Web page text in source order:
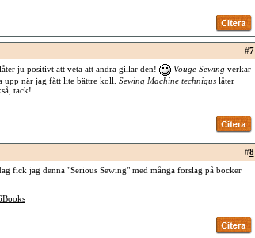
#7
ju positivt att veta att andra gillar den! Vouge Sewing verkar
upp när jag fått lite bättre koll. Sewing Machine techniquslåter
tack!
#8
fick jag denna "Serious Sewing" med många förslag på böcker